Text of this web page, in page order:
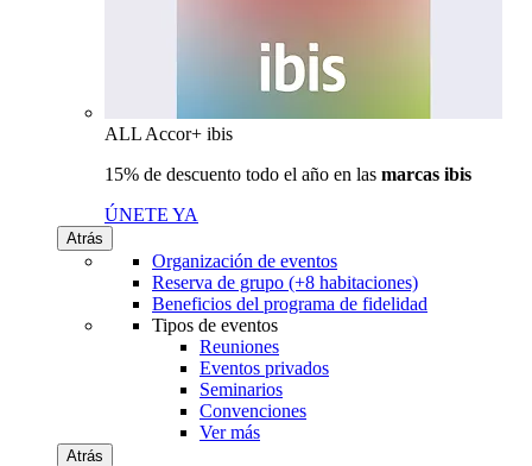
ALL Accor+ ibis
15% de descuento todo el año en las marcas ibis
ÚNETE YA
Atrás
Organización de eventos
Reserva de grupo (+8 habitaciones)
Beneficios del programa de fidelidad
Tipos de eventos
Reuniones
Eventos privados
Seminarios
Convenciones
Ver más
Atrás